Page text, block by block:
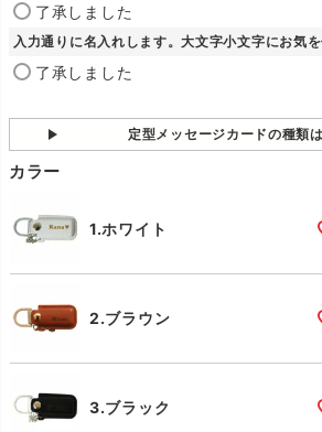
了承しました
入力通りに名入れします。大文字小文字にお気
了承しました
定型メッセージカードの種類
カラー
1.ホワイト
2.ブラウン
3.ブラック